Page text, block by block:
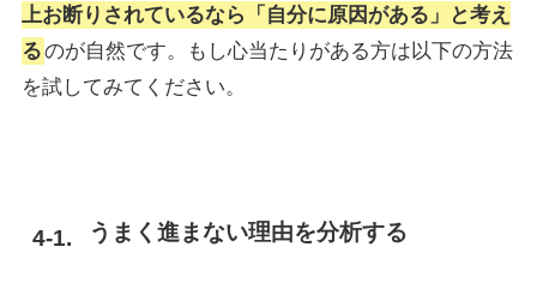
上お断りされているなら「自分に原因がある」と考え
るのが自然です。もし心当たりがある方は以下の方法
を試してみてください。
うまく進まない理由を分析する